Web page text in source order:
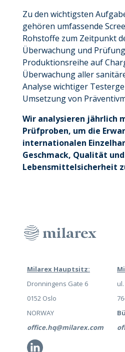
Zu den wichtigsten
gehören umfassende
Rohstoffe zum Zeitpunkt
Überwachung und
Produktionsreihe auf
Überwachung aller
Analyse wichtiger
Umsetzung von
Wir analysieren jährlich
Prüfproben, um die
internationalen
Geschmack, Qualität und
Lebensmittelsicherheit
Milarex Hauptsitz:
Dronningens Gate 6
0152 Oslo
NORWAY
office.hq@milarex.com